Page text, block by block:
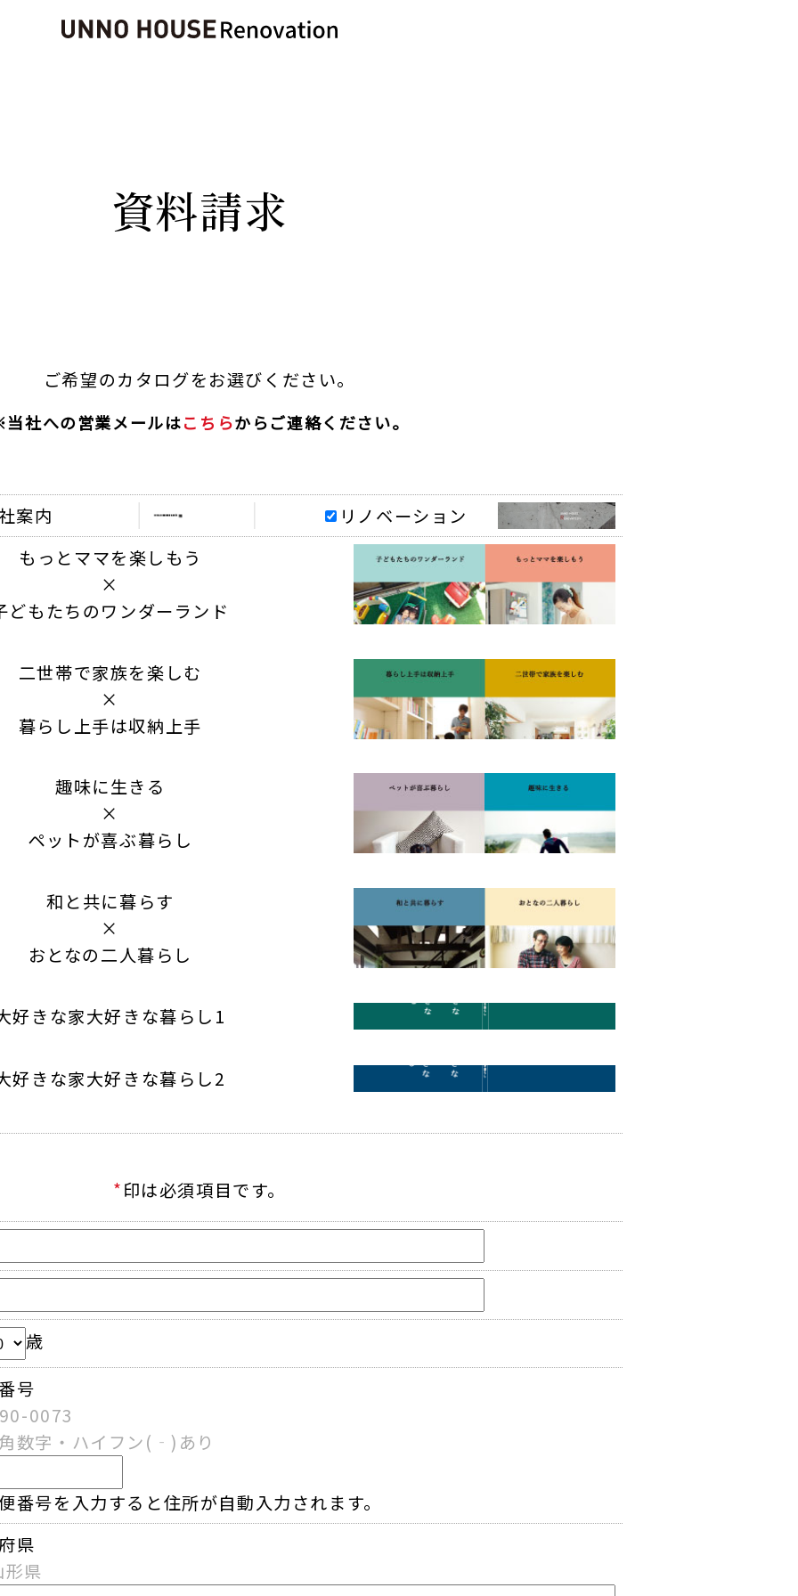
資料請求
ご希望のカタログをお選びください。
社への営業メールはこちらからご連絡ください。
案内 リノベーション
*印は必須項目です。
歳
号
0073
数字・ハイフン(‐)あり
番号を入力すると住所が自動入力されます。
県
県